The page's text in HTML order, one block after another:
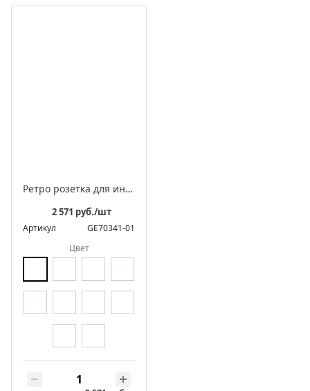
Ретро розетка для интернета фарфоровая, серия "МЕЗОНИНЪ"
2 571 руб./шт
Артикул
GE70341-01
Цвет